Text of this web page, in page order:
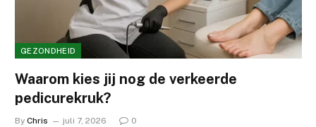
GEZONDHEID
Waarom kies jij nog de verkeerde
pedicurekruk?
By Chris juli 7, 2026 0